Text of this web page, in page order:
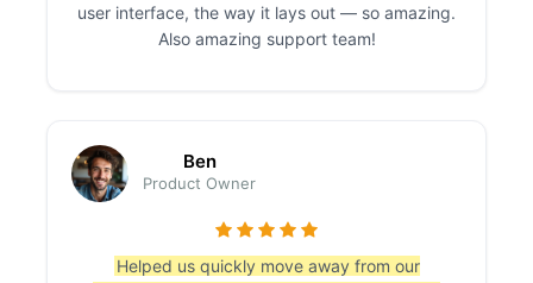
user interface, the way it lays out — so amazing.
Also amazing support team!
Ben
Product Owner
Helped us quickly move away from our